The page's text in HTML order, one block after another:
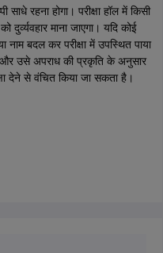
साधे रहना होगा। परीक्षा हॉल में किसी
दुर्व्यवहार माना जाएगा। यदि कोई
नाम बदल कर परीक्षा में उपस्थित पाया
और उसे अपराध की प्रकृति के अनुसार
देने से वंचित किया जा सकता है।